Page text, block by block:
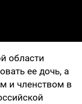
области
ее дочь, а
и членством в